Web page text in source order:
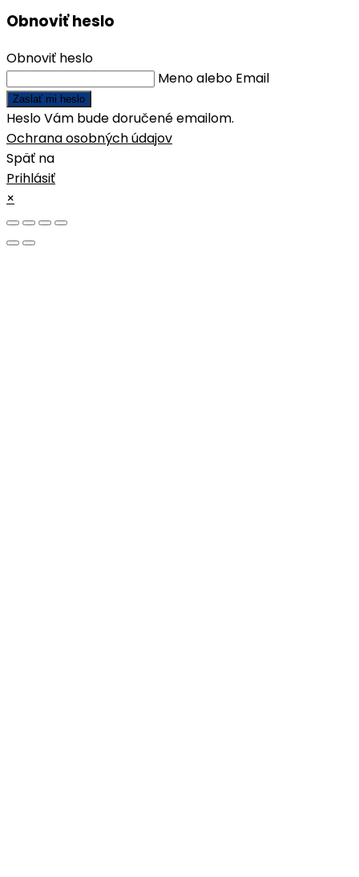
Obnoviť heslo
Obnoviť heslo
Meno alebo Email
Zaslať mi heslo
Heslo Vám bude doručené emailom.
Ochrana osobných údajov
Späť na
Prihlásiť
×